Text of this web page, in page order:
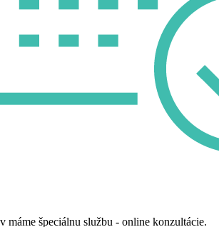
máme špeciálnu službu - online konzultácie.